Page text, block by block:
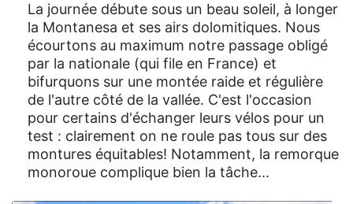
La journée débute sous un beau soleil, à longer
la Montanesa et ses airs dolomitiques. Nous
écourtons au maximum notre passage obligé
par la nationale (qui file en France) et
bifurquons sur une montée raide et régulière
de l'autre côté de la vallée. C'est l'occasion
pour certains d'échanger leurs vélos pour un
test : clairement on ne roule pas tous sur des
montures équitables! Notamment, la remorque
monoroue complique bien la tâche...